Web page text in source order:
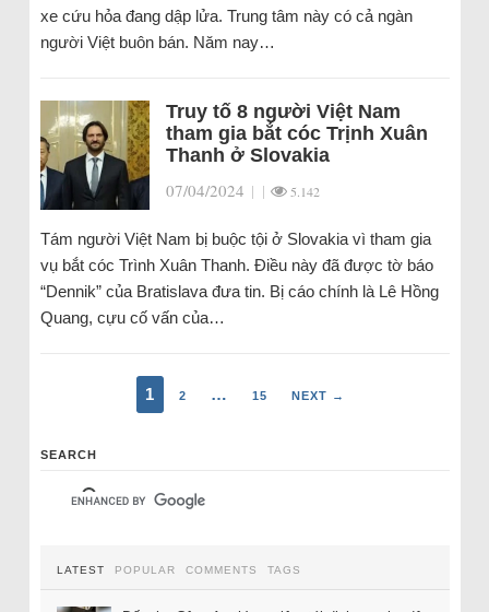
xe cứu hỏa đang dập lửa. Trung tâm này có cả ngàn
người Việt buôn bán. Năm nay…
Truy tố 8 người Việt Nam
tham gia bắt cóc Trịnh Xuân
Thanh ở Slovakia
07/04/2024 | | 5.142
Tám người Việt Nam bị buộc tội ở Slovakia vì tham gia
vụ bắt cóc Trình Xuân Thanh. Điều này đã được tờ báo
“Dennik” của Bratislava đưa tin. Bị cáo chính là Lê Hồng
Quang, cựu cố vấn của…
1 2 … 15 NEXT →
SEARCH
LATEST POPULAR COMMENTS TAGS